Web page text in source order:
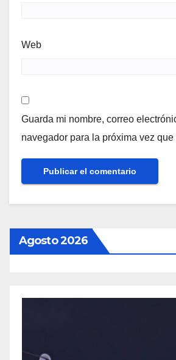
Web
Guarda mi nombre, correo
navegador para la próxima vez que
Agosto 2026